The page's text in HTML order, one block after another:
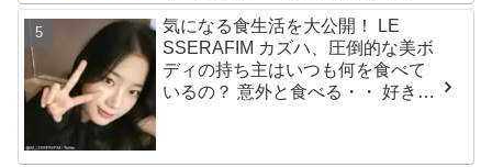
を語る「ずっと夢見てたステー
ジ…嬉しくて光栄」
気になる食生活を大公開！ LE
SSERAFIM カズハ、圧倒的な美ボ
ディの持ち主はいつも何を食べて
いるの？ 意外と食べる・・ 好きな